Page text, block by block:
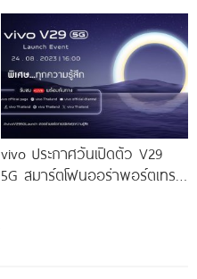
ราคาใหม่เพียง 4,599 บาท
เท่านั้น!
vivo ประกาศวันเปิดตัว V29
5G สมาร์ตโฟนออร่าพอร์ตเทร